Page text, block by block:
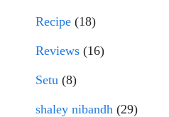
Recipe (18)
Reviews (16)
Setu (8)
shaley nibandh (29)